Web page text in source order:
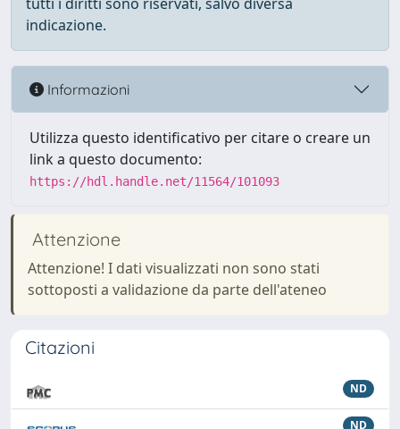
indicazione.
Informazioni
Utilizza questo identificativo per citare o creare un
link a questo documento:
https://hdl.handle.net/11564/101093
Attenzione
Attenzione! I dati visualizzati non sono stati
sottoposti a validazione da parte dell'ateneo
Citazioni
ND
ND